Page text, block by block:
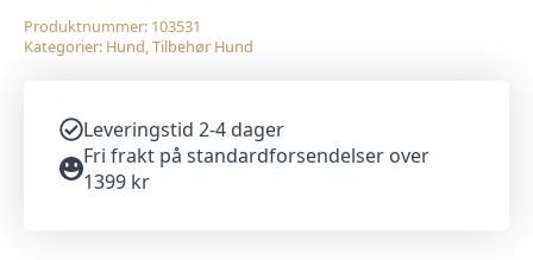
Produktnummer: 103531
Kategorier: Hund,Tilbehør Hund
Leveringstid 2-4 dager
Fri frakt på standardforsendelser over
1399 kr